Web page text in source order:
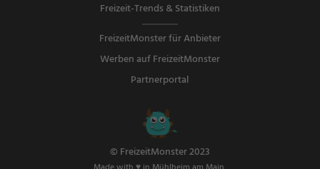
Freizeit-Trends & Statistiken
FreizeitMonster für Anbieter
Werben auf FreizeitMonster
Partnerportal
© FreizeitMonster 2023